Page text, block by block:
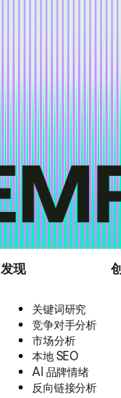
发现
关键词研究
竞争对手分析
市场分析
本地 SEO
AI 品牌情绪
反向链接分析